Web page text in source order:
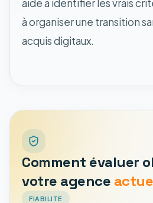
aide à identifier les vrais
à organiser une transition
acquis digitaux.
Comment évaluer
votre agence
FIABILITE